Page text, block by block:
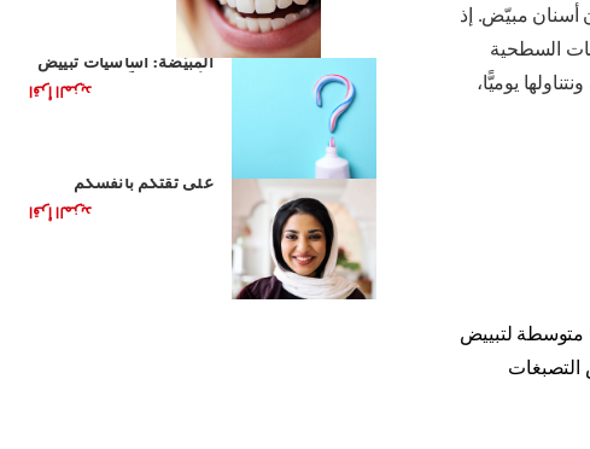
أسنان مبيّض. إذ
السطحية
يوميًّا،
متوسطة لتبييض
التصبغات
أساسيات معاجين الأسنان
المبيّضة: أساسيات تبييض
اقرأ المزيد
على ثقتكم بأنفسكم
اقرأ المزيد